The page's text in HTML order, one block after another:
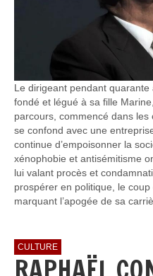
Le dirigeant pendant quarante
fondé et légué à sa fille
parcours, commencé dans les
se confond avec une
continue d’empoisonner la
xénophobie et antisémitisme
lui valant procès et
prospérer en politique, le
marquant l’apogée de sa
CULTURE